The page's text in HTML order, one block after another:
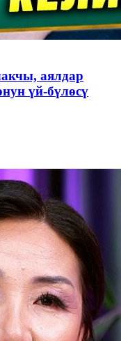
аялдар
үй-бүлөсү